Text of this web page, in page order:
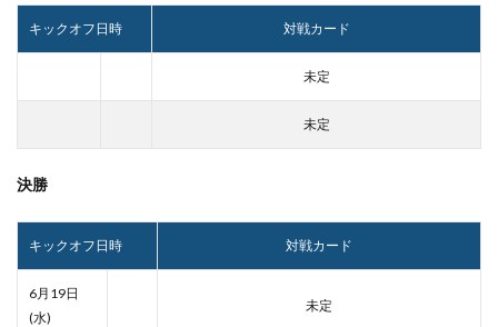
キックオフ日時 対戦カード
未定
未定
決勝
キックオフ日時 対戦カード
6月19日
(水)
未定